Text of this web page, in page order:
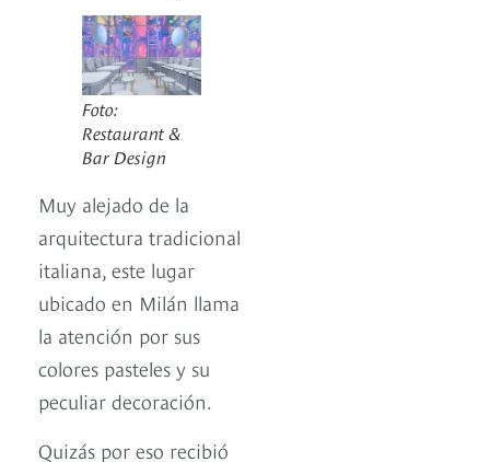
Foto:
Restaurant &
Bar Design
Muy alejado de la
arquitectura tradicional
italiana, este lugar
ubicado en Milán llama
la atención por sus
colores pasteles y su
peculiar decoración.
Quizás por eso recibió